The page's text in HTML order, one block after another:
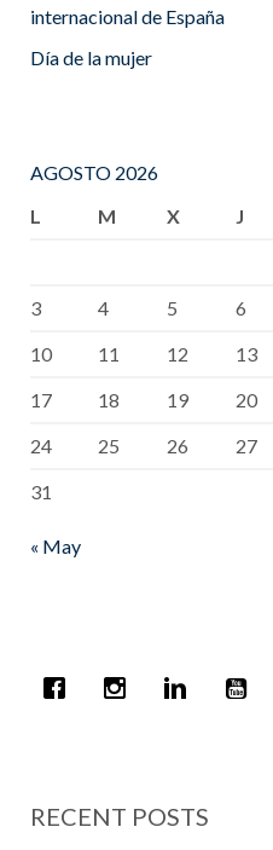
internacional de España
Día de la mujer
AGOSTO 2026
L
M X J
3
4 5 6
10
11 12 13
17
18 19 20
24
25 26 27
31
« May
RECENT POSTS